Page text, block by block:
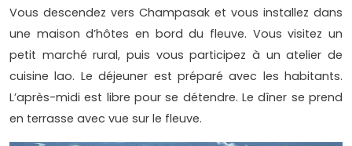
Vous descendez vers Champasak et vous installez dans
une maison d’hôtes en bord du fleuve. Vous visitez un
petit marché rural, puis vous participez à un atelier de
cuisine lao. Le déjeuner est préparé avec les habitants.
L’après-midi est libre pour se détendre. Le dîner se prend
en terrasse avec vue sur le fleuve.